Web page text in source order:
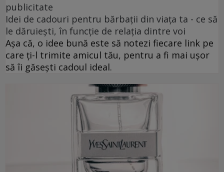
publicitate
Idei de cadouri pentru bărbații din viața ta - ce să
le dăruiești, în funcție de relația dintre voi
Așa că, o idee bună este să notezi fiecare link pe
care ți-l trimite amicul tău, pentru a fi mai ușor
să îi găsești cadoul ideal.